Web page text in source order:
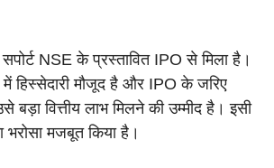
NSE के प्रस्तावित IPO से मिला है।
हिस्सेदारी मौजूद है और IPO के जरिए
बड़ा वित्तीय लाभ मिलने की उम्मीद है। इसी
भरोसा मजबूत किया है।